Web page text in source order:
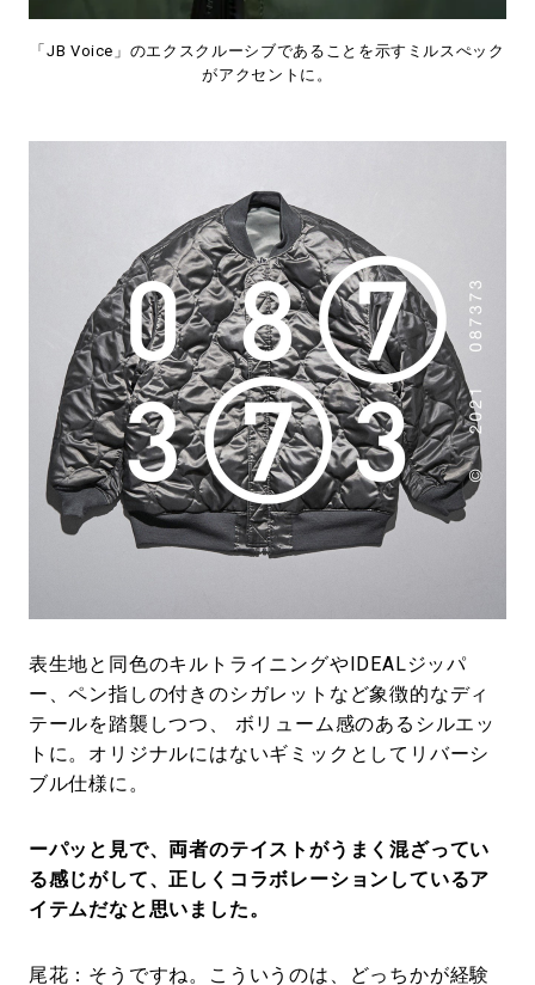
「JB Voice」のエクスクルーシブであることを示すミルスぺック
がアクセントに。
表生地と同色のキルトライニングやIDEALジッパ
ー、ペン指しの付きのシガレットなど象徴的なディ
テールを踏襲しつつ、 ボリューム感のあるシルエッ
トに。オリジナルにはないギミックとしてリバーシ
ブル仕様に。
ーパッと見で、両者のテイストがうまく混ざってい
る感じがして、正しくコラボレーションしているア
イテムだなと思いました。
尾花：そうですね。こういうのは、どっちかが経験